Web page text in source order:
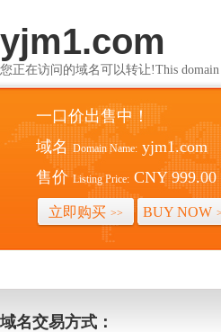
yjm1.com
您正在访问的域名可以转让!This domain
一口价出售中！
域名 Domain Name: yjm1.com
售价 Listing Price: CNY 999.00
立即购买 >> BUY NOW
域名交易方式：